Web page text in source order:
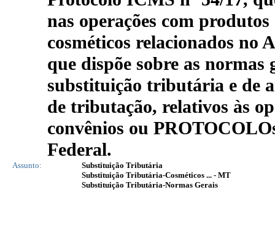
nas operações com
cosméticos relacionados no
que dispõe sobre as normas
substituição tributária e de
de tributação, relativos às
convênios ou
Federal.
Assunto:
Substituição Tributária
Substituição Tributária-Cosméticos ... - MT
Substituição Tributária-Normas Gerais